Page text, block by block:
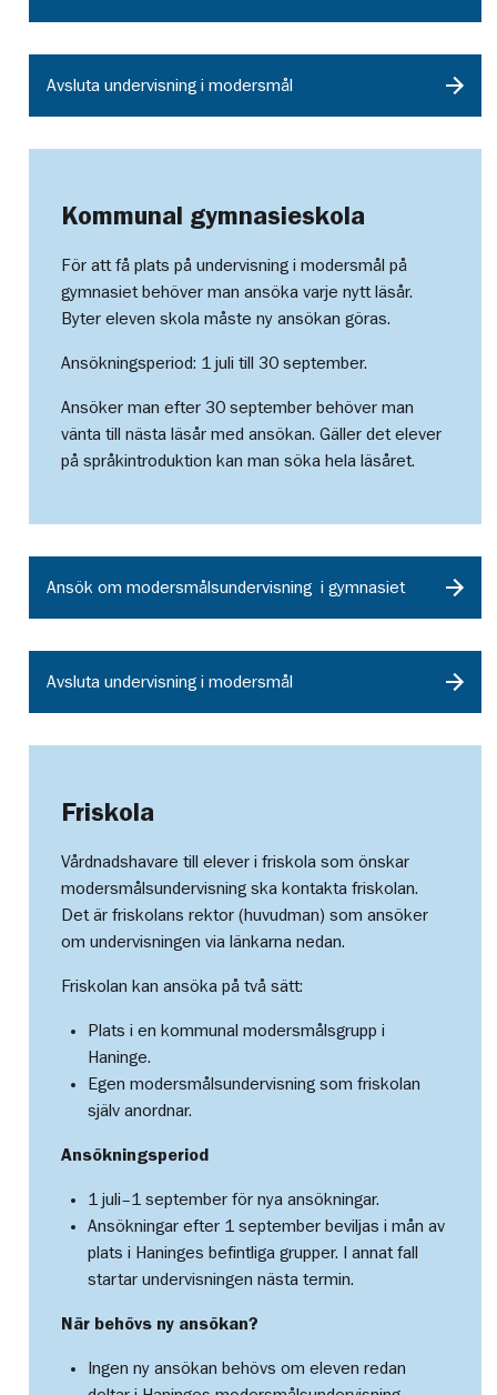
Avsluta undervisning i modersmål
Kommunal gymnasieskola
För att få plats på undervisning i modersmål på
gymnasiet behöver man ansöka varje nytt läsår.
Byter eleven skola måste ny ansökan göras.
Ansökningsperiod: 1 juli till 30 september.
Ansöker man efter 30 september behöver man
vänta till nästa läsår med ansökan. Gäller det elever
på språkintroduktion kan man söka hela läsåret.
Ansök om modersmålsundervisning i gymnasiet
Avsluta undervisning i modersmål
Friskola
Vårdnadshavare till elever i friskola som önskar
modersmålsundervisning ska kontakta friskolan.
Det är friskolans rektor (huvudman) som ansöker
om undervisningen via länkarna nedan.
Friskolan kan ansöka på två sätt:
Plats i en kommunal modersmålsgrupp i
Haninge.
Egen modersmålsundervisning som friskolan
själv anordnar.
Ansökningsperiod
1 juli–1 september för nya ansökningar.
Ansökningar efter 1 september beviljas i mån av
plats i Haninges befintliga grupper. I annat fall
startar undervisningen nästa termin.
När behövs ny ansökan?
Ingen ny ansökan behövs om eleven redan